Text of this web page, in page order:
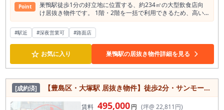
Point
巣鴨駅徒歩1分の好立地に位置する、約234㎡の大型飲食店向
け居抜き物件です。 1階・2階を一括で利用できるため、高い
視認性と十分な客席数を確保でき、大型居酒屋やレストランを
はじめ、多彩な飲食業態に対応可能です。 前テナントは居酒屋
で、既存設備を活用することで初期費用を抑えながらスムーズ
な開業が期待できます。 重飲食も相談可能で、24時間利用や
土日・祝日の営業にも対応。さらに、新耐震基準を満たした建
物で、個別空調や光ファイバーなど設備も充実しています。 JR
山手線「巣鴨」駅徒歩3分、東京メトロ南北線「駒込」駅も利
用でき、集客力と利便性を兼ね備えたおすすめの貸店舗です。
#駅近 #深夜営業可 #路面店
☆ お気に入り 巣鴨駅の居抜き物件詳細を見る
[成約済] 【豊島区・大塚駅 居抜き物件】徒歩2分・サンモール大塚商店街沿い角地の韓国料理居抜き店舗／約21.7坪
賃料 495,000円 (坪@ 22,811円)